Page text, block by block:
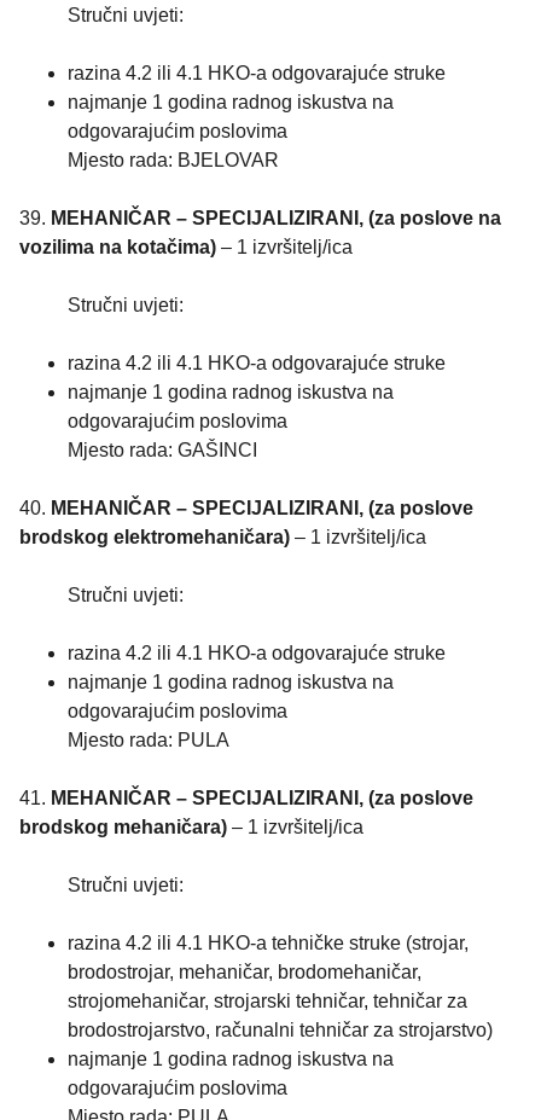
Stručni uvjeti:
razina 4.2 ili 4.1 HKO-a odgovarajuće struke
najmanje 1 godina radnog iskustva na
odgovarajućim poslovima
Mjesto rada: BJELOVAR
39. MEHANIČAR – SPECIJALIZIRANI, (za poslove na
vozilima na kotačima) – 1 izvršitelj/ica
Stručni uvjeti:
razina 4.2 ili 4.1 HKO-a odgovarajuće struke
najmanje 1 godina radnog iskustva na
odgovarajućim poslovima
Mjesto rada: GAŠINCI
40. MEHANIČAR – SPECIJALIZIRANI, (za poslove
brodskog elektromehaničara) – 1 izvršitelj/ica
Stručni uvjeti:
razina 4.2 ili 4.1 HKO-a odgovarajuće struke
najmanje 1 godina radnog iskustva na
odgovarajućim poslovima
Mjesto rada: PULA
41. MEHANIČAR – SPECIJALIZIRANI, (za poslove
brodskog mehaničara) – 1 izvršitelj/ica
Stručni uvjeti:
razina 4.2 ili 4.1 HKO-a tehničke struke (strojar,
brodostrojar, mehaničar, brodomehaničar,
strojomehaničar, strojarski tehničar, tehničar za
brodostrojarstvo, računalni tehničar za strojarstvo)
najmanje 1 godina radnog iskustva na
odgovarajućim poslovima